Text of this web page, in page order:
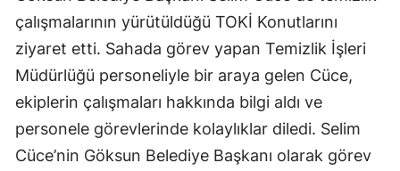
çalışmalarının yürütüldüğü TOKİ Konutlarını
ziyaret etti. Sahada görev yapan Temizlik İşleri
Müdürlüğü personeliyle bir araya gelen Cüce,
ekiplerin çalışmaları hakkında bilgi aldı ve
personele görevlerinde kolaylıklar diledi. Selim
Cüce’nin Göksun Belediye Başkanı olarak görev